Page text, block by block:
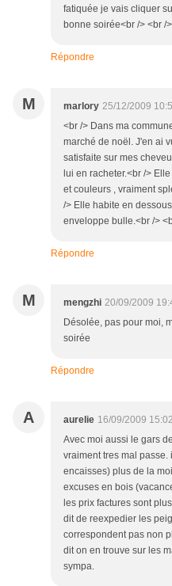
fatiquée je vais cliquer
bonne soirée<br /> <br /
Répondre
M marlory 25/12/2009
<br /> Dans ma
marché de noël. J'en ai
satisfaite sur mes
lui en racheter.<br />
et couleurs , vraiment
/> Elle habite en
enveloppe bulle.<br />
Répondre
M mengzhi 20/09/2009
Désolée, pas pour moi,
soirée
Répondre
A aurelie 16/09/2009 15:02
Avec moi aussi le gars
vraiment tres mal
encaisses) plus de la
excuses en bois
les prix factures sont
dit de reexpedier les
correspondent pas non
dit on en trouve sur les
sympa.